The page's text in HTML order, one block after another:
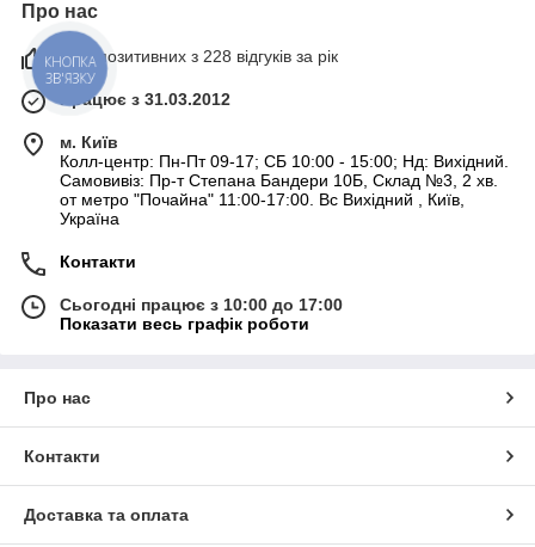
Про нас
90% позитивних з 228 відгуків за рік
Працює з 31.03.2012
м. Київ
Колл-центр: Пн-Пт 09-17; СБ 10:00 - 15:00; Нд: Вихідний.
Самовивіз: Пр-т Степана Бандери 10Б, Склад №3, 2 хв.
от метро "Почайна" 11:00-17:00. Вс Вихідний , Київ,
Україна
Контакти
Сьогодні працює з 10:00 до 17:00
Показати весь графік роботи
Про нас
Контакти
Доставка та оплата
КНОПКА
ЗВ'ЯЗКУ